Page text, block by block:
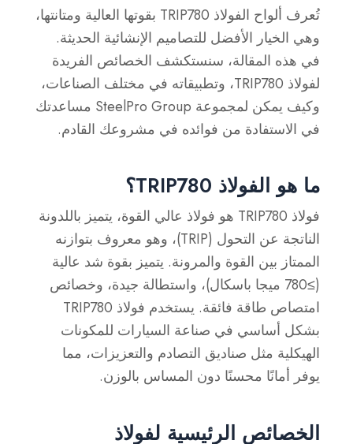
تُعرف ألواح الفولاذ TRIP780 بقوتها العالية ومتانتها،
وهي الخيار الأفضل للتصاميم الإنشائية الحديثة.
في هذه المقالة، سنستكشف الخصائص الفريدة
لفولاذ TRIP780، وتطبيقاته في مختلف الصناعات،
وكيف يمكن لمجموعة SteelPro Group مساعدتك
في الاستفادة من فوائده في مشروعك القادم.
ما هو الفولاذ TRIP780؟
فولاذ TRIP780 هو فولاذ عالي القوة، يتميز باللدونة
الناتجة عن التحول (TRIP)، وهو معروف بتوازنه
الممتاز بين القوة والمرونة. يتميز بقوة شد عالية
(≥780 ميجا باسكال)، واستطالة جيدة، وخصائص
امتصاص طاقة فائقة. يستخدم فولاذ TRIP780
بشكل أساسي في صناعة السيارات للمكونات
الهيكلية مثل صناديق التصادم والتعزيزات، مما
يوفر أمانًا محسنًا دون المساس بالوزن.
الخصائص الرئيسية لفولاذ